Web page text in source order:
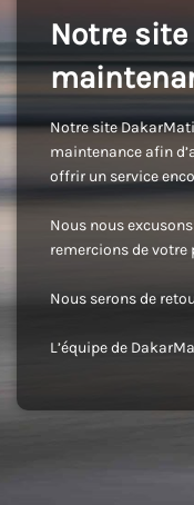
Notre
Notre site
maintenance afin
offrir un service
Nous nous
remercions de votre
Nous serons de
L’équipe de